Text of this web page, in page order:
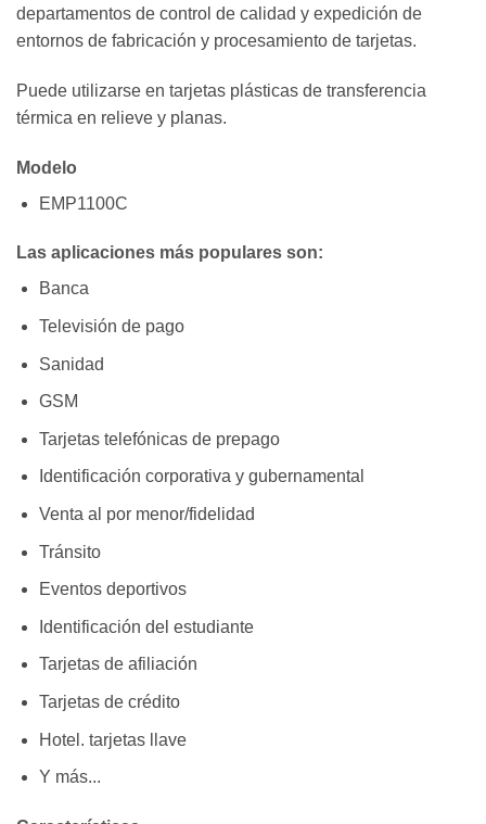
departamentos de control de calidad y expedición de
entornos de fabricación y procesamiento de tarjetas.
Puede utilizarse en tarjetas plásticas de transferencia
térmica en relieve y planas.
Modelo
EMP1100C
Las aplicaciones más populares son:
Banca
Televisión de pago
Sanidad
GSM
Tarjetas telefónicas de prepago
Identificación corporativa y gubernamental
Venta al por menor/fidelidad
Tránsito
Eventos deportivos
Identificación del estudiante
Tarjetas de afiliación
Tarjetas de crédito
Hotel. tarjetas llave
Y más...